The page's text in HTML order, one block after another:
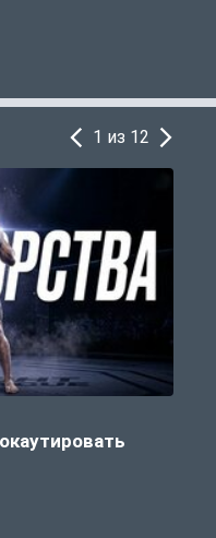
1 из 12